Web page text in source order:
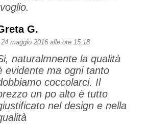
G.
24 maggio 2016 alle ore 15:18
naturalmnente la qualità
evidente ma ogni tanto
coccolarci. Il
un po alto è tutto
nel design e nella